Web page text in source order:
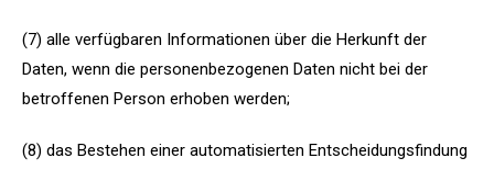
(7) alle verfügbaren Informationen über die Herkunft der
Daten, wenn die personenbezogenen Daten nicht bei der
betroffenen Person erhoben werden;
(8) das Bestehen einer automatisierten Entscheidungsfindung